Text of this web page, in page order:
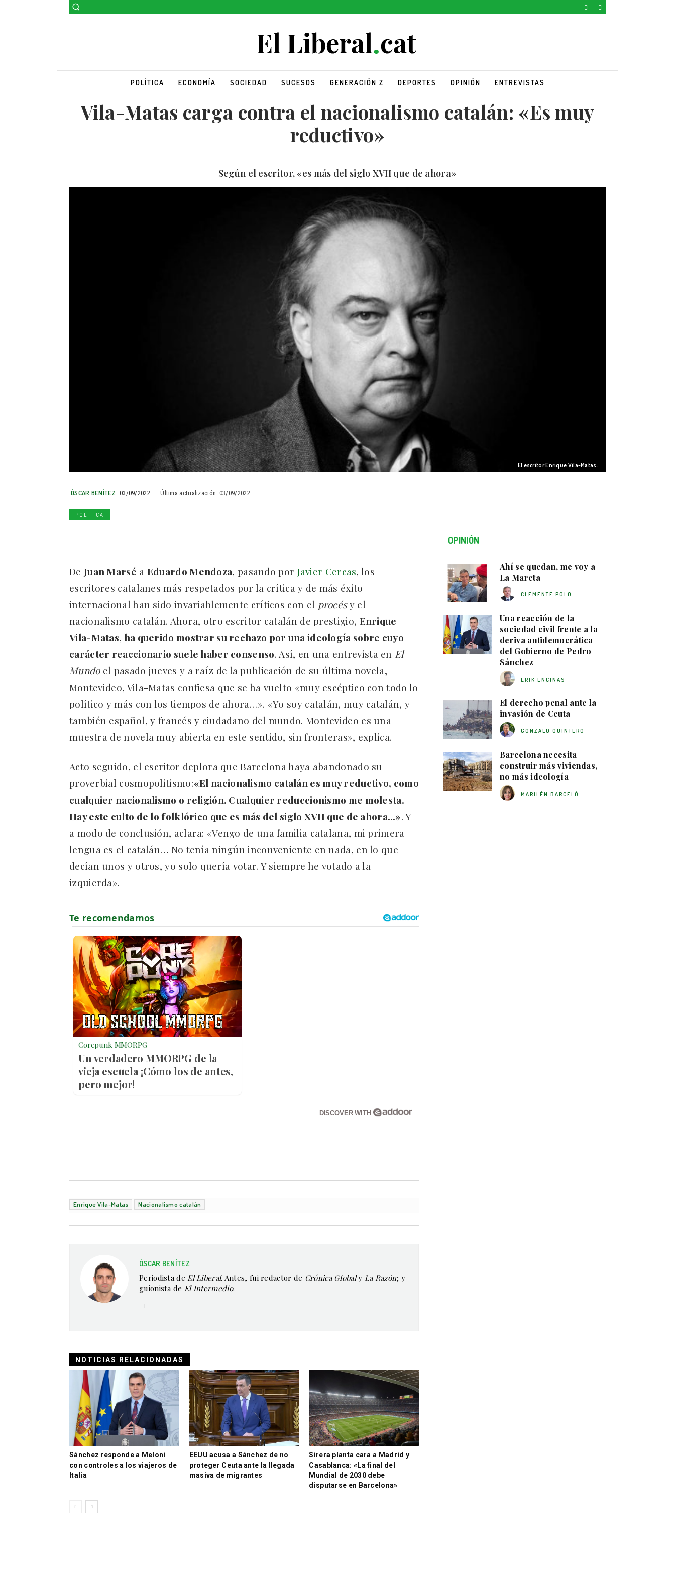
POLÍTICA ECONOMÍA SOCIEDAD SUCESOS GENERACIÓN Z DEPORTES OPINIÓN ENTREVISTAS
Vila-Matas carga contra el nacionalismo catalán: «Es muy
reductivo»
Según el escritor, «es más del siglo XVII que de ahora»
El escritor Enrique Vila-Matas.
ÓSCAR BENÍTEZ 03/09/2022 Última actualización: 03/09/2022
POLÍTICA
De Juan Marsé a Eduardo Mendoza, pasando por Javier Cercas, los
escritores catalanes más respetados por la crítica y de más éxito
internacional han sido invariablemente críticos con el procésy el
nacionalismo catalán. Ahora, otro escritor catalán de prestigio, Enrique
Vila-Matas, ha querido mostrar su rechazo por una ideología sobre cuyo
carácter reaccionario suele haber consenso. Así, en una entrevista en El
Mundoel pasado jueves y a raíz de la publicación de su última novela,
Montevideo, Vila-Matas confiesa que se ha vuelto «muy escéptico con todo lo
político y más con los tiempos de ahora…». «Yo soy catalán, muy catalán, y
también español, y francés y ciudadano del mundo. Montevideo es una
muestra de novela muy abierta en este sentido, sin fronteras», explica.
Acto seguido, el escritor deplora que Barcelona haya abandonado su
proverbial cosmopolitismo:«El nacionalismo catalán es muy reductivo, como
cualquier nacionalismo o religión. Cualquier reduccionismo me molesta.
Hay este culto de lo folklórico que es más del siglo XVII que de ahora…». Y
a modo de conclusión, aclara: «Vengo de una familia catalana, mi primera
lengua es el catalán… No tenía ningún inconveniente en nada, en lo que
decían unos y otros, yo solo quería votar. Y siempre he votado a la
izquierda».
Corepunk MMORPG
Un verdadero MMORPG de la
vieja escuela ¡Cómo los de antes,
pero mejor!
DISCOVER WITH
Enrique Vila-Matas Nacionalismo catalán
ÓSCAR BENÍTEZ
Periodista de El Liberal. Antes, fui redactor de Crónica Globaly La Razón; y
guionista de El Intermedio.
NOTICIAS RELACIONADAS
Sánchez responde a Meloni
con controles a los viajeros de
Italia
EEUU acusa a Sánchez de no
proteger Ceuta ante la llegada
masiva de migrantes
Sirera planta cara a Madrid y
Casablanca: «La final del
Mundial de 2030 debe
disputarse en Barcelona»
OPINIÓN
Ahí se quedan, me voy a
La Mareta
CLEMENTE POLO
Una reacción de la
sociedad civil frente a la
deriva antidemocrática
del Gobierno de Pedro
Sánchez
ERIK ENCINAS
El derecho penal ante la
invasión de Ceuta
GONZALO QUINTERO
Barcelona necesita
construir más viviendas,
no más ideología
MARILÉN BARCELÓ